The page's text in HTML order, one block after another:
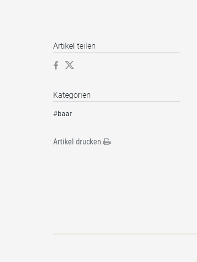
Artikel teilen
Kategorien
#baar
Artikel drucken